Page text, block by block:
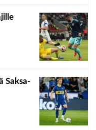
Saksa-